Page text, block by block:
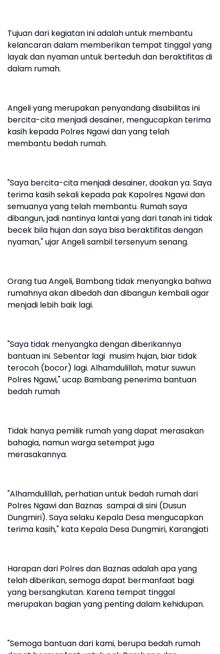
Tujuan dari kegiatan ini adalah untuk membantu
kelancaran dalam memberikan tempat tinggal yang
layak dan nyaman untuk berteduh dan beraktifitas di
dalam rumah.
Angeli yang merupakan penyandang disabilitas ini
bercita-cita menjadi desainer, mengucapkan terima
kasih kepada Polres Ngawi dan yang telah
membantu bedah rumah.
"Saya bercita-cita menjadi desainer, doakan ya. Saya
terima kasih sekali kepada pak Kapolres Ngawi dan
semuanya yang telah membantu. Rumah saya
dibangun, jadi nantinya lantai yang dari tanah ini tidak
becek bila hujan dan saya bisa beraktifitas dengan
nyaman," ujar Angeli sambil tersenyum senang.
Orang tua Angeli, Bambang tidak menyangka bahwa
rumahnya akan dibedah dan dibangun kembali agar
menjadi lebih baik lagi.
"Saya tidak menyangka dengan diberikannya
bantuan ini. Sebentar lagi musim hujan, biar tidak
terocoh (bocor) lagi. Alhamdulillah, matur suwun
Polres Ngawi," ucap Bambang penerima bantuan
bedah rumah
Tidak hanya pemilik rumah yang dapat merasakan
bahagia, namun warga setempat juga
merasakannya.
"Alhamdulillah, perhatian untuk bedah rumah dari
Polres Ngawi dan Baznas sampai di sini (Dusun
Dungmiri). Saya selaku Kepala Desa mengucapkan
terima kasih," kata Kepala Desa Dungmiri, Karangjati
Harapan dari Polres dan Baznas adalah apa yang
telah diberikan, semoga dapat bermanfaat bagi
yang bersangkutan. Karena tempat tinggal
merupakan bagian yang penting dalam kehidupan.
"Semoga bantuan dari kami, berupa bedah rumah